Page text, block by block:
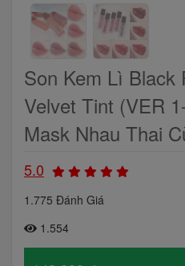
Son Kem Lì Black
Velvet Tint (VER
Mask Nhau Thai
5.0
1.775 Đánh Giá
1.554